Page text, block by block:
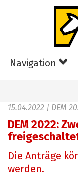
Navigation
15.04.2022 | DEM
DEM 2022:
Die Anträge
werden.